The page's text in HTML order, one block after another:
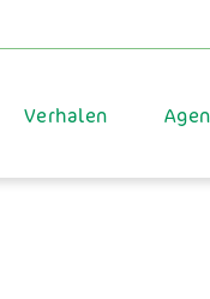
Verhalen